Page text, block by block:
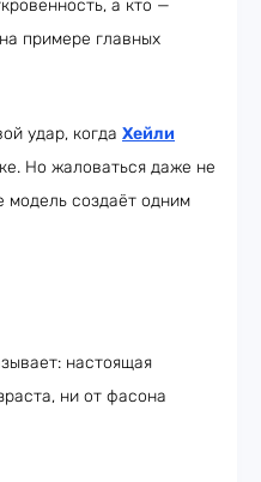
а кто —
примере главных
удар, когда Хейли
Но жаловаться даже не
модель создаёт одним
настоящая
ни от фасона